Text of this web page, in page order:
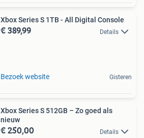
Xbox Series S 1TB - All Digital Console
€ 389,99 Details
Bezoek website Gisteren
Xbox Series S 512GB – Zo goed als
nieuw
€ 250,00 Details